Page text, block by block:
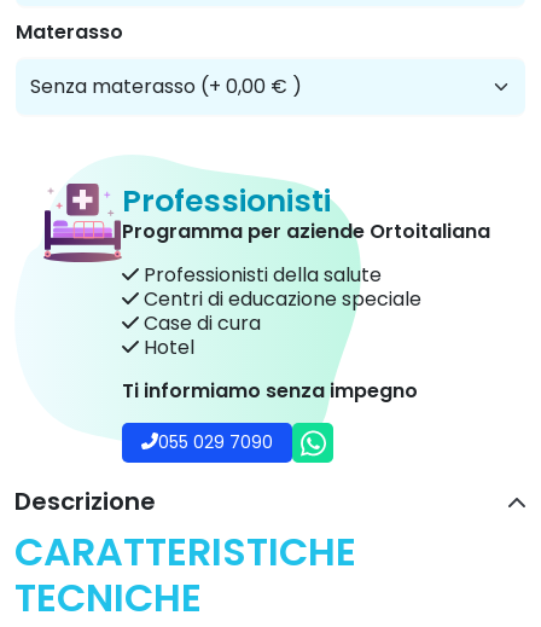
Materasso
Professionisti
Programma per aziende Ortoitaliana
Professionisti della salute
Centri di educazione speciale
Case di cura
Hotel
Ti informiamo senza impegno
055 029 7090
Descrizione
CARATTERISTICHE
TECNICHE